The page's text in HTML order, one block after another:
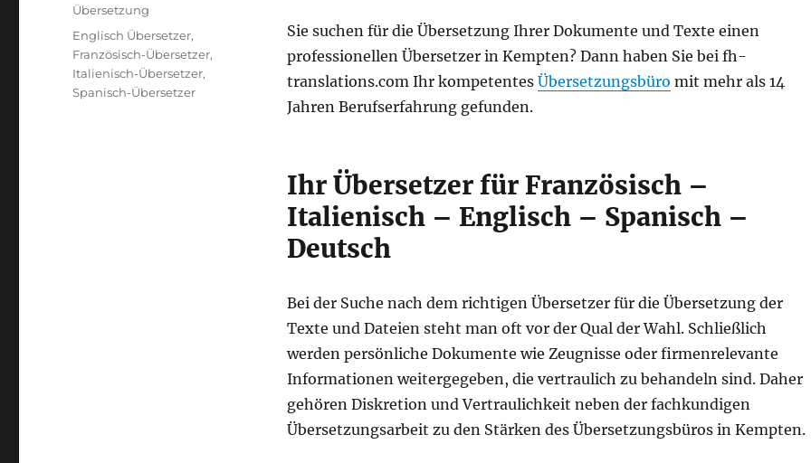
Sie suchen für die Übersetzung Ihrer Dokumente und Texte einen
professionellen Übersetzer in Kempten? Dann haben Sie bei fh-
translations.com Ihr kompetentes Übersetzungsbüro mit mehr als 14
Jahren Berufserfahrung gefunden.
Ihr Übersetzer für Französisch –
Italienisch – Englisch – Spanisch –
Deutsch
Bei der Suche nach dem richtigen Übersetzer für die Übersetzung der
Texte und Dateien steht man oft vor der Qual der Wahl. Schließlich
werden persönliche Dokumente wie Zeugnisse oder firmenrelevante
Informationen weitergegeben, die vertraulich zu behandeln sind. Daher
gehören Diskretion und Vertraulichkeit neben der fachkundigen
Übersetzungsarbeit zu den Stärken des Übersetzungsbüros in Kempten.
Übersetzung
Schlagwörter
Englisch Übersetzer,
Französisch-Übersetzer,
Italienisch-Übersetzer,
Spanisch-Übersetzer